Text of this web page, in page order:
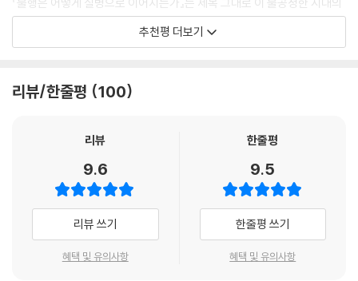
의대에서 그 관계에 대해 당연히 배웠을 테니까 말이다. 그러나 총 186명
의 환자와 이야기를 나눠 본 후 그는 확신했다. 혹시라도 자신의 환자 집단
이나 질문 방식에 특이한 점이 있어서 그러한 결과가 나온 것은 아닌지 분
상으로 학대 당한 경험을 조사했다. 거기서도 같은 결과가 나왔을 때, 펠리
티는 자신들이 엄청난 무언가를 밝혀냈음을 알았다.
펠리티와 안다는 건강검진과 설문에서 얻은 데이터를 가지고 건강에 위험
한 행동들과 건강 상태가 ACE 지수와 상관관계를 보인다는 사실을 밝혀
냈다. 첫째, 그들은 아동기의 부정적 경험이 놀랍도록 흔하다는 사실을 깨
달았다. 전체 인구 가운데 67퍼센트가 최소한 한 가지 ACE 범주에 해당했
고, 네 가지 이상인 사람이 12.6퍼센트였다. 둘째, 그들은 아동기의 부정적
경험과 나쁜 건강 상태 사이에 용량-반응 관계dose-response relatio
트라우마가 정신 건강에 영향을 미치는 것은 많은 사람이 인지하고 있다.
게다가 우리는 보통 질병의 원인을 ‘담배를 많이 피워서’, ‘술을 많이 먹어
서’, ‘짜고 기름진 음식을 많이 먹어서’, ‘운동을 안 해서’라는 식으로 개인의
학, 사회역학 등의 과학 분야에서 이루어진 연구들은 전혀 다른 결과를 내
소아과의사이자 공중보건 전문가인 네이딘 버크 해리스Nadin Burk Harr
is는 2007년 샌프란시스코의 가난한 동네인 베이뷰 헌터스 포인트에 진
료소를 열었다. 그리고 그곳에서 심상치 않은 증상을 안고 진료실을 찾아
오는 수많은 어린 환자를 만났다. 도무지 몸무게가 늘지 않아 심각한 성장
부진을 겪는 아이부터 아빠가 벽을 내리칠 때마다 천식 증상이 심해지는
핵심 모순을 관통한다. 저자는 저소득층 유색인들의 동네에서 일하면서 압
도적 트라우마와 스트레스에 처한 아이들을 목도한다. 아동기의 불행과 손
을 완수해낸다.
이 책은 심리학자가 아닌 소아과의사가 썼다는 점에서 의미가 크다. 지역
연한 고통의 실체를 통계와 상식으로 넘기지 않고 “절망할 수 있는 전문
가”가 세상의 불행을 줄여나가는 데 기여할 수 있음을 보여준다. 청소부와
판사의 삶의 질이 서로 다른 것을 당연시하는 게 아니라, 어떤 직업을 가졌
든 최소한의 삶의 질이 확보되지 않는 것에 문제를 제기하고 개선하려는
사람이 많아지는 게 더 좋은 사회일 것이다.
추천평 더보기
리뷰/한줄평 100
리뷰
9.6
리뷰 쓰기
혜택 및 유의사항
한줄평
9.5
한줄평 쓰기
혜택 및 유의사항